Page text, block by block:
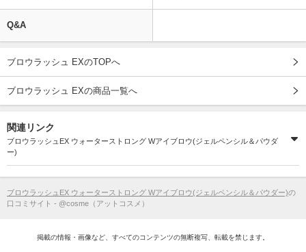
Q&A
ブロウラッシュ EXのTOPへ
ブロウラッシュ EXの商品一覧へ
関連リンク
ブロウラッシュEX ウォーターストロング Wアイブロウ(ジェルペンシル＆パウダ
ー)
ブロウラッシュEX ウォーターストロング Wアイブロウ(ジェルペンシル＆パウダー)の
口コミサイト - @cosme（アットコスメ）
掲載の情報・画像など、すべてのコンテンツの無断複写、転載を禁じます。